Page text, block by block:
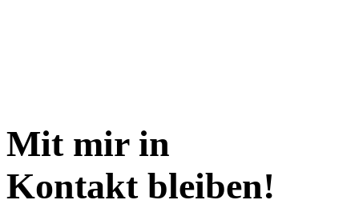
Mit mir in
Kontakt bleiben!